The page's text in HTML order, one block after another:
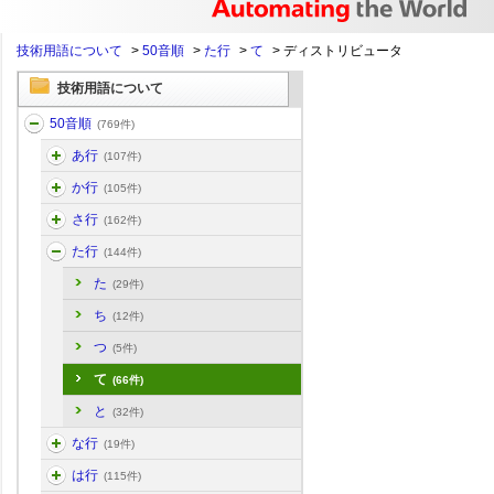
技術用語について > 50音順 > た行 > て > ディストリビュータ
技術用語について
50音順 (769件)
あ行 (107件)
か行 (105件)
さ行 (162件)
た行 (144件)
た (29件)
ち (12件)
つ (5件)
て (66件)
と (32件)
な行 (19件)
は行 (115件)